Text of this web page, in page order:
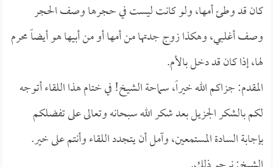
كان قد وطئ أمها، ولو كانت ليست في حجرها وصف الحجر
وصف أغلبي، وهكذا زوج جدتها من أمها أو من أبيها هو أيضاً محرم
لها، إذا كان قد دخل بالأم.
المقدم: جزاكم الله خيراً، سماحة الشيخ! في ختام هذا اللقاء أتوجه
لكم بالشكر الجزيل بعد شكر الله سبحانه وتعالى على تفضلكم
بإجابة السادة المستمعين، وآمل أن يتجدد اللقاء وأنتم على خير.